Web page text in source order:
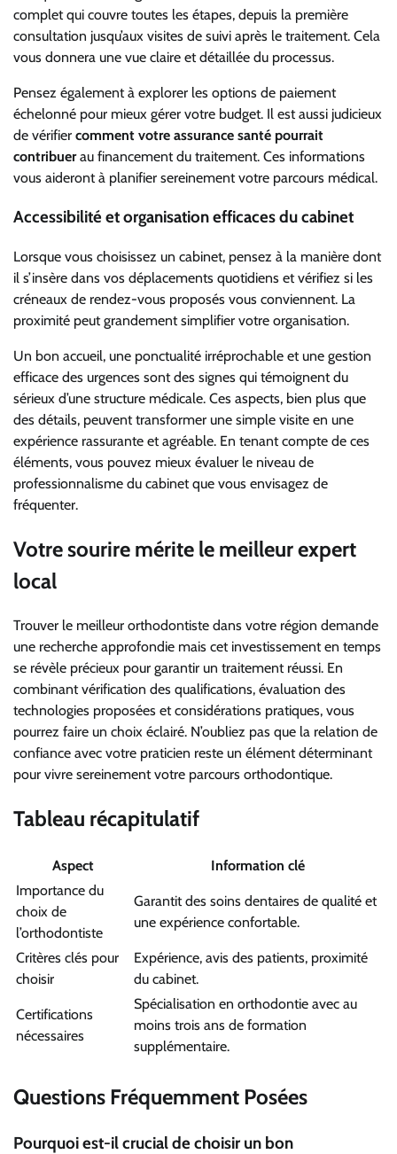
complet qui couvre toutes les étapes, depuis la première
consultation jusqu’aux visites de suivi après le traitement. Cela
vous donnera une vue claire et détaillée du processus.
Pensez également à explorer les options de paiement
échelonné pour mieux gérer votre budget. Il est aussi judicieux
de vérifier comment votre assurance santé pourrait
contribuerau financement du traitement. Ces informations
vous aideront à planifier sereinement votre parcours médical.
Accessibilité et organisation efficaces du cabinet
Lorsque vous choisissez un cabinet, pensez à la manière dont
il s’insère dans vos déplacements quotidiens et vérifiez si les
créneaux de rendez-vous proposés vous conviennent. La
proximité peut grandement simplifier votre organisation.
Un bon accueil, une ponctualité irréprochable et une gestion
efficace des urgences sont des signes qui témoignent du
sérieux d’une structure médicale. Ces aspects, bien plus que
des détails, peuvent transformer une simple visite en une
expérience rassurante et agréable. En tenant compte de ces
éléments, vous pouvez mieux évaluer le niveau de
professionnalisme du cabinet que vous envisagez de
fréquenter.
Votre sourire mérite le meilleur expert
local
Trouver le meilleur orthodontiste dans votre région demande
une recherche approfondie mais cet investissement en temps
se révèle précieux pour garantir un traitement réussi. En
combinant vérification des qualifications, évaluation des
technologies proposées et considérations pratiques, vous
pourrez faire un choix éclairé. N’oubliez pas que la relation de
confiance avec votre praticien reste un élément déterminant
pour vivre sereinement votre parcours orthodontique.
Tableau récapitulatif
Aspect
Information clé
Importance du
choix de
l’orthodontiste
Garantit des soins dentaires de qualité et
une expérience confortable.
Critères clés pour
choisir
Expérience, avis des patients, proximité
du cabinet.
Certifications
nécessaires
Spécialisation en orthodontie avec au
moins trois ans de formation
supplémentaire.
Questions Fréquemment Posées
Pourquoi est-il crucial de choisir un bon